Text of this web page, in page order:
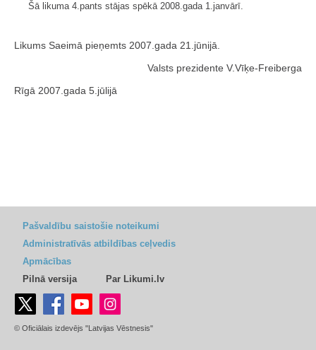
Šā likuma 4.pants stājas spēkā 2008.gada 1.janvārī.
Likums Saeimā pieņemts 2007.gada 21.jūnijā.
Valsts prezidente V.Vīķe-Freiberga
Rīgā 2007.gada 5.jūlijā
Pašvaldību saistošie noteikumi
Administratīvās atbildības ceļvedis
Apmācības
Pilnā versija
Par Likumi.lv
© Oficiālais izdevējs "Latvijas Vēstnesis"